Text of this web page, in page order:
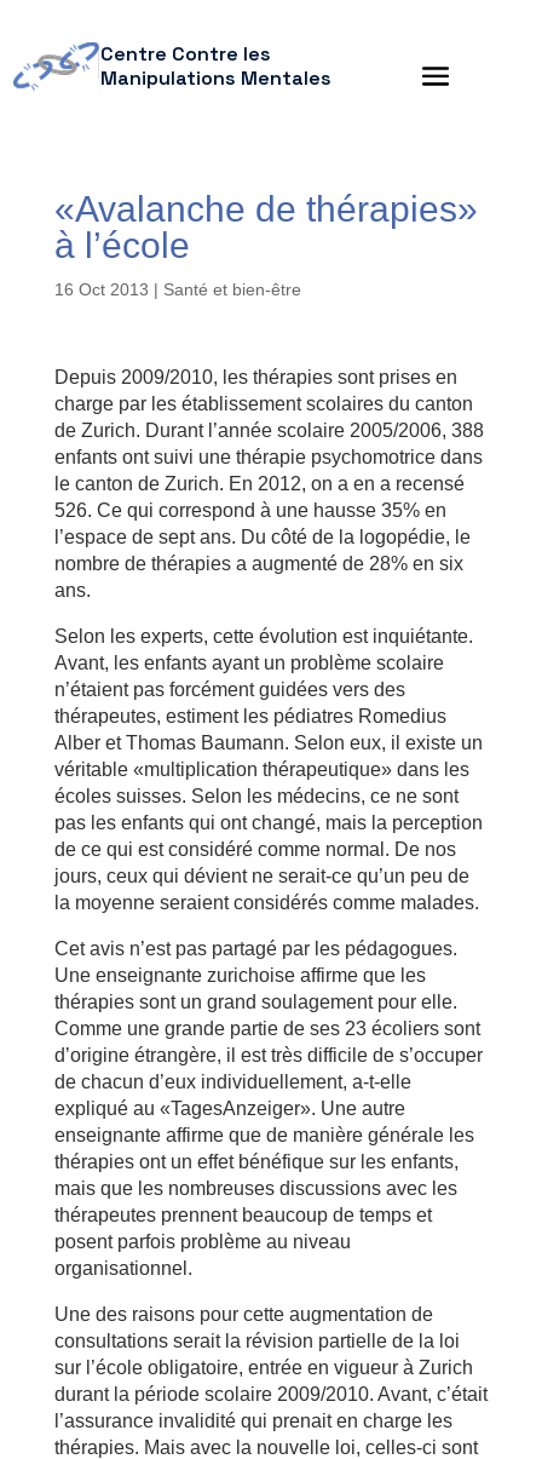
Centre Contre les
Manipulations Mentales
«Avalanche de thérapies»
à l’école
16 Oct 2013 | Santé et bien-être
Depuis 2009/2010, les thérapies sont prises en
charge par les établissement scolaires du canton
de Zurich. Durant l’année scolaire 2005/2006, 388
enfants ont suivi une thérapie psychomotrice dans
le canton de Zurich. En 2012, on a en a recensé
526. Ce qui correspond à une hausse 35% en
l’espace de sept ans. Du côté de la logopédie, le
nombre de thérapies a augmenté de 28% en six
ans.
Selon les experts, cette évolution est inquiétante.
Avant, les enfants ayant un problème scolaire
n’étaient pas forcément guidées vers des
thérapeutes, estiment les pédiatres Romedius
Alber et Thomas Baumann. Selon eux, il existe un
véritable «multiplication thérapeutique» dans les
écoles suisses. Selon les médecins, ce ne sont
pas les enfants qui ont changé, mais la perception
de ce qui est considéré comme normal. De nos
jours, ceux qui dévient ne serait-ce qu’un peu de
la moyenne seraient considérés comme malades.
Cet avis n’est pas partagé par les pédagogues.
Une enseignante zurichoise affirme que les
thérapies sont un grand soulagement pour elle.
Comme une grande partie de ses 23 écoliers sont
d’origine étrangère, il est très difficile de s’occuper
de chacun d’eux individuellement, a-t-elle
expliqué au «TagesAnzeiger». Une autre
enseignante affirme que de manière générale les
thérapies ont un effet bénéfique sur les enfants,
mais que les nombreuses discussions avec les
thérapeutes prennent beaucoup de temps et
posent parfois problème au niveau
organisationnel.
Une des raisons pour cette augmentation de
consultations serait la révision partielle de la loi
sur l’école obligatoire, entrée en vigueur à Zurich
durant la période scolaire 2009/2010. Avant, c’était
l’assurance invalidité qui prenait en charge les
thérapies. Mais avec la nouvelle loi, celles-ci sont